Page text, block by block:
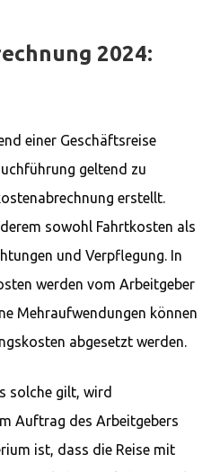
2024:
einer Geschäftsreise
geltend zu
erstellt.
sowohl Fahrtkosten als
und Verpflegung. In
werden vom Arbeitgeber
Mehraufwendungen können
abgesetzt werden.
solche gilt, wird
Auftrag des Arbeitgebers
ist, dass die Reise mit